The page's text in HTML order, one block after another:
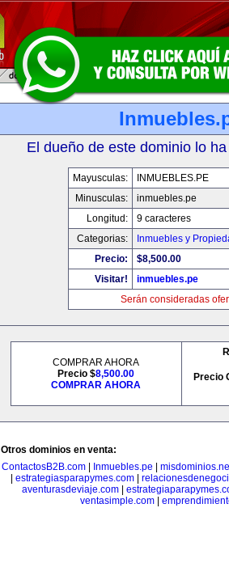
El dueño de este dominio lo
Mayusculas:
INMUEBLES.PE
Minusculas:
inmuebles.pe
Longitud:
9 caracteres
Categorias:
Inmuebles y
Precio:
$8,500.00
Visitar!
inmuebles.pe
Serán consideradas
COMPRAR AHORA
Precio $8,500.00
COMPRAR AHORA
Precio
Otros dominios en venta:
ContactosB2B.com
Inmuebles.pe
estrategiasparapymes.com
aventurasdeviaje.com|
ventasimple.com|